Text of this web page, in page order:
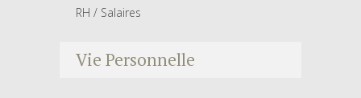
RH / Salaires
Vie Personnelle